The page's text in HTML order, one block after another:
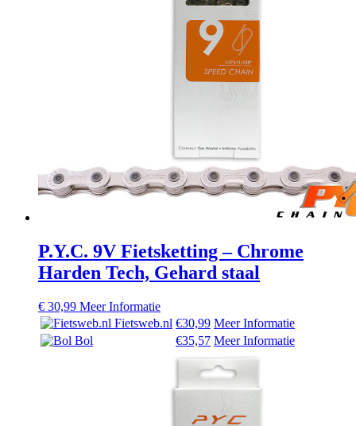
P.Y.C. 9V Fietsketting – Chrome
Harden Tech, Gehard staal
€ 30,99 Meer Informatie
Fietsweb.nl €30,99 Meer Informatie
Bol
€35,57 Meer Informatie